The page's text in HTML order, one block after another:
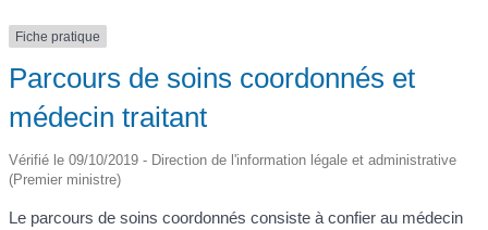
Fiche pratique
Parcours de soins coordonnés et
médecin traitant
Vérifié le 09/10/2019 - Direction de l'information légale et administrative
(Premier ministre)
Le parcours de soins coordonnés consiste à confier au médecin